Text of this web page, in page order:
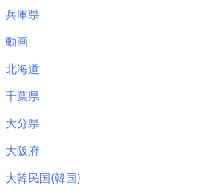
兵庫県
動画
北海道
千葉県
大分県
大阪府
大韓民国(韓国)